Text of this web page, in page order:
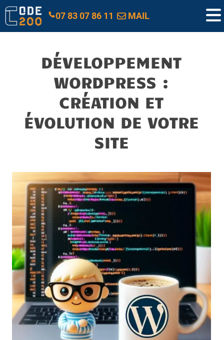
07 83 07 86 11 MAIL
DÉVELOPPEMENT
WORDPRESS :
CRÉATION ET
ÉVOLUTION DE VOTRE
SITE